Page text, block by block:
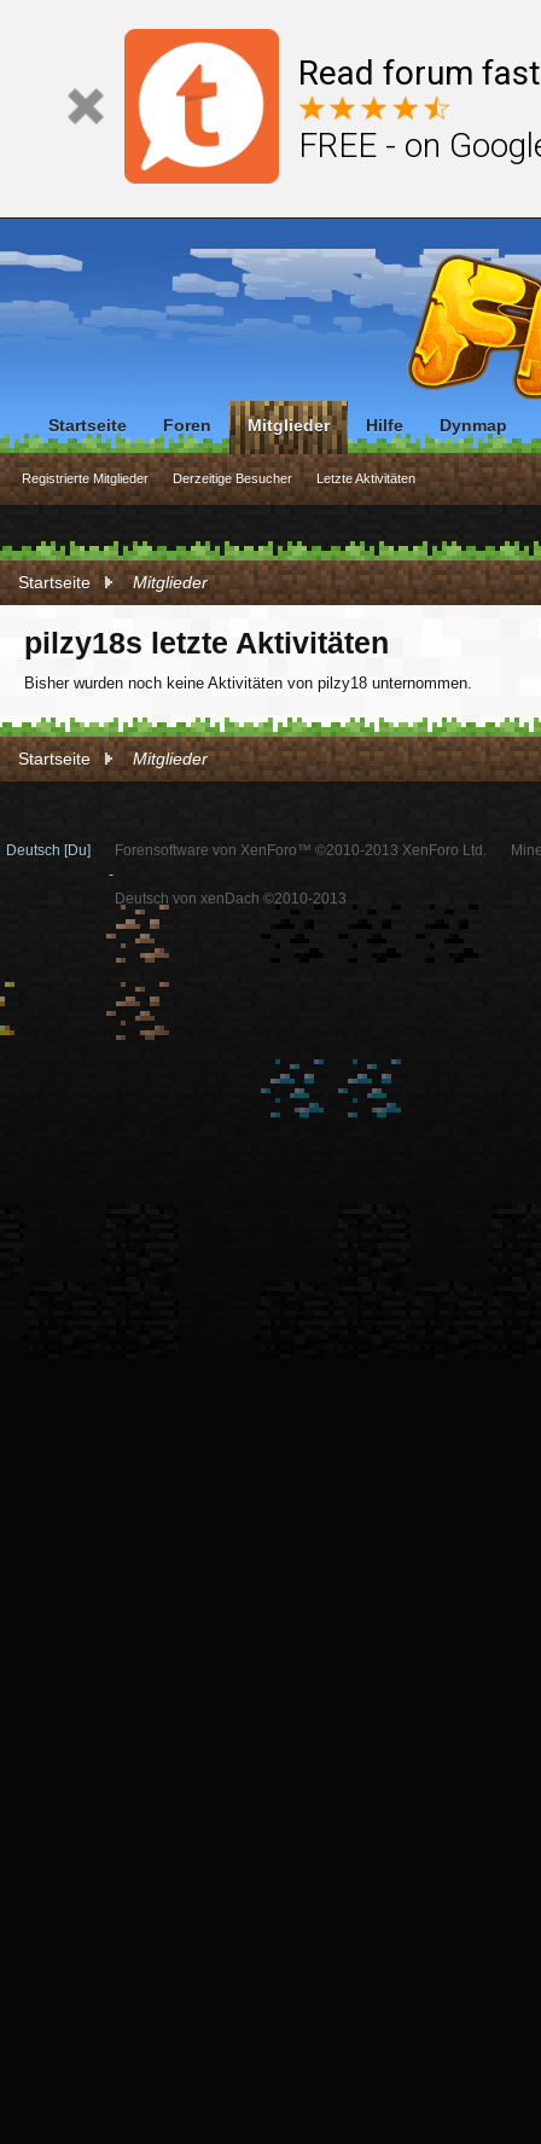
Read forum
FREE - on
Startseite Mitglieder
pilzy18s letzte Aktivitäten
Bisher wurden noch keine Aktivitäten von pilzy18 unternommen.
Startseite Mitglieder
Startseite Foren Mitglieder
Registrierte Mitglieder Derzeitige Besucher Letzte Aktivitäten
Hilfe Dynmap
Deutsch [Du]
Forensoftware von XenForo™ ©2010-2013 XenForo Ltd.
-
Deutsch von xenDach ©2010-2013